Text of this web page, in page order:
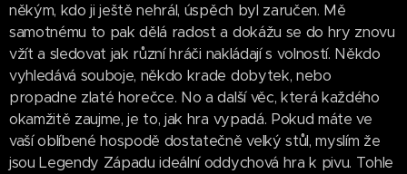
někým, kdo ji ještě nehrál, úspěch byl zaručen. Mě
samotnému to pak dělá radost a dokážu se do hry znovu
vžít a sledovat jak různí hráči nakládají s volností. Někdo
vyhledává souboje, někdo krade dobytek, nebo
propadne zlaté horečce. No a další věc, která každého
okamžitě zaujme, je to, jak hra vypadá. Pokud máte ve
vaší oblíbené hospodě dostatečně velký stůl, myslím že
jsou Legendy Západu ideální oddychová hra k pivu. Tohle